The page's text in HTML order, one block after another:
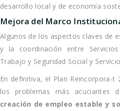
desarrollo local y de economía
Mejora del Marco
Algunos de los aspectos claves de
y la coordinación entre
Trabajo y Seguridad Social y
En definitiva, el Plan Reincorpora-
los problemas más acuciantes
creación de empleo estable y